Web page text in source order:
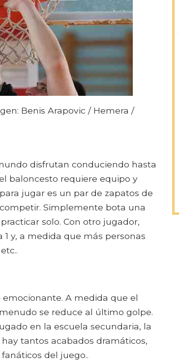
Benis Arapovic / Hemera /
disfrutan conduciendo hasta
baloncesto requiere equipo y
jugar es un par de zapatos de
Simplemente bota una
solo. Con otro jugador,
y, a medida que más personas
A medida que el
se reduce al último golpe.
en la escuela secundaria, la
tantos acabados dramáticos,
del juego..